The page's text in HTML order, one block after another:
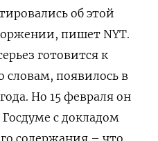
об этой
пишет NYT.
готовится к
словам, появилось в
Но 15 февраля он
с докладом
содержания – что